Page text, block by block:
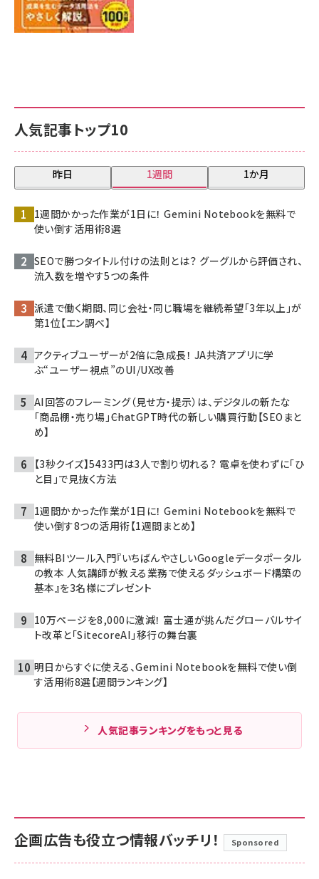
人気記事トップ10
昨日 1週間 1か月
1週間かかった作業が1日に！ Gemini Notebookを無料で
使い倒す活用術8選
SEOで勝つタイトル付けの法則とは？ グーグルから評価され、
流入数を増やす5つの条件
派遣で働く期間、同じ会社・同じ職場を継続希望「3年以上」が
第1位【エン調べ】
アクティブユーザーが2倍に急成長！ JA共済アプリに学
ぶ“ユーザー視点”のUI/UX改善
AI回答のフレーミング（見せ方・提示）は、デジタルの新たな
「商品棚・売り場」――ChatGPT時代の新しい購買行動【SEOまと
め】
【3秒クイズ】5433円は3人で割り切れる？ 電卓を使わずに「ひ
と目」で見抜く方法
1週間かかった作業が1日に！ Gemini Notebookを無料で
使い倒す8つの活用術【1週間まとめ】
無料BIツール入門『いちばんやさしいGoogleデータポータル
の教本 人気講師が教える業務で使えるダッシュボード構築の
基本』を3名様にプレゼント
10万ページを8,000に激減！ 富士通が挑んだグローバルサイ
ト改革と「SitecoreAI」移行の舞台裏
明日からすぐに使える、Gemini Notebookを無料で使い倒
す活用術8選【週間ランキング】
人気記事ランキングをもっと見る
企画広告も役立つ情報バッチリ！ Sponsored